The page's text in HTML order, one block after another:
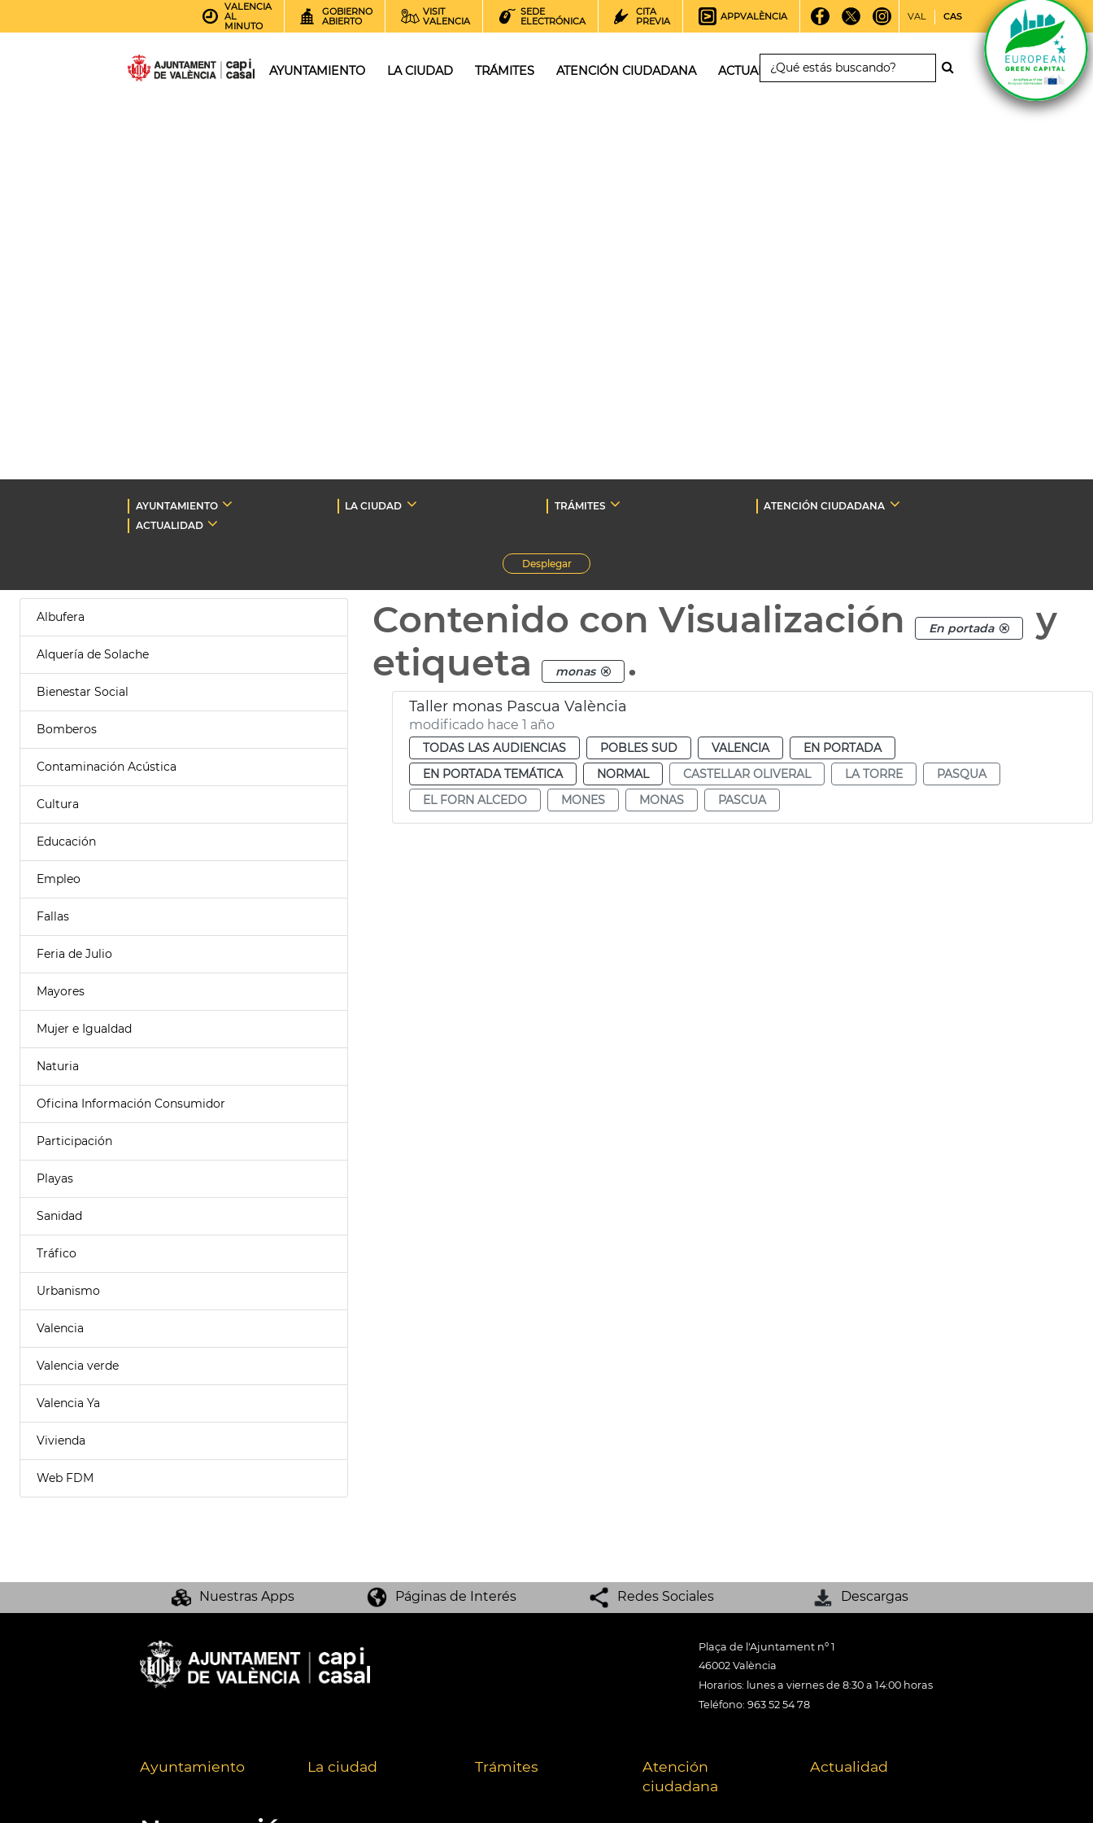
VALENCIA
AL
MINUTO
GOBIERNO
ABIERTO
VISIT
VALENCIA
SEDE
ELECTRÓNICA
CITA
PREVIA
APPVALÈNCIA VAL CAS
AYUNTAMIENTO LA CIUDAD TRÁMITES ATENCIÓN CIUDADANA ACTUALIDAD
AYUNTAMIENTO LA CIUDAD TRÁMITES
ATENCIÓN CIUDADANA
ACTUALIDAD
Desplegar
Albufera
Alquería de Solache
Bienestar Social
Bomberos
Contaminación Acústica
Cultura
Educación
Empleo
Fallas
Feria de Julio
Mayores
Mujer e Igualdad
Naturia
Oficina Información Consumidor
Participación
Playas
Sanidad
Tráfico
Urbanismo
Valencia
Valencia verde
Valencia Ya
Vivienda
Web FDM
Contenido con Visualización En portada
y
etiqueta
monas .
Taller monas Pascua València
modificado hace 1 año
TODAS LAS AUDIENCIAS POBLES SUD VALENCIA
EN PORTADA
EN PORTADA TEMÁTICA
NORMAL CASTELLAR OLIVERAL LA TORRE
PASQUA
EL FORN ALCEDO
MONES MONAS PASCUA
Nuestras Apps Páginas de Interés Redes Sociales Descargas
Plaça de l'Ajuntament nº 1
46002 València
Horarios: lunes a viernes de 8:30 a 14:00 horas
Teléfono: 963 52 54 78
Ayuntamiento La ciudad Trámites
Atención
ciudadana
Actualidad